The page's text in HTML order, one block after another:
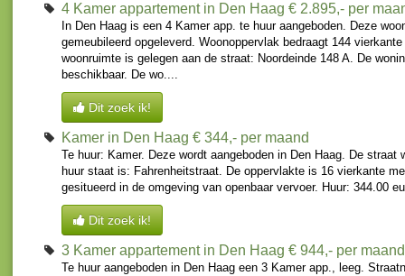
4 Kamer appartement in Den Haag € 2.895,- per
In Den Haag is een 4 Kamer app. te huur aangeboden. Deze
gemeubileerd opgeleverd. Woonoppervlak bedraagt 144
woonruimte is gelegen aan de straat: Noordeinde 148 A. De
beschikbaar. De wo....
Dit zoek ik!
Kamer in Den Haag € 344,- per maand
Te huur: Kamer. Deze wordt aangeboden in Den Haag. De straat
huur staat is: Fahrenheitstraat. De oppervlakte is 16 vierkante
gesitueerd in de omgeving van openbaar vervoer. Huur: 344.00
Dit zoek ik!
3 Kamer appartement in Den Haag € 944,- per maand
Te huur aangeboden in Den Haag een 3 Kamer app., leeg.